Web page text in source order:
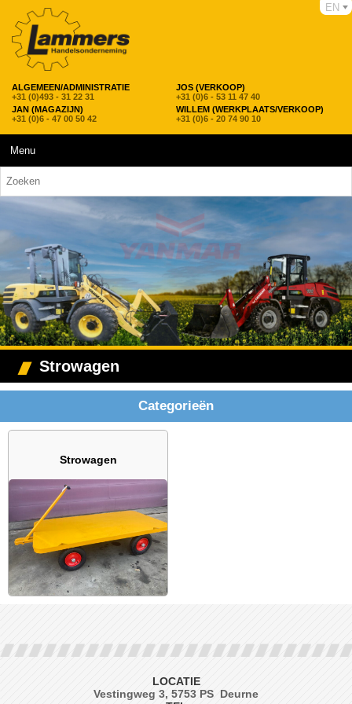
ALGEMEEN/ADMINISTRATIE
+31 (0)493 - 31 22 31
JOS (VERKOOP)
+31 (0)6 - 53 11 47 40
JAN (MAGAZIJN)
+31 (0)6 - 47 00 50 42
WILLEM (WERKPLAATS/VERKOOP)
+31 (0)6 - 20 74 90 10
EN
Menu
Strowagen
Categorieën
Strowagen
LOCATIE
Vestingweg 3, 5753 PS Deurne